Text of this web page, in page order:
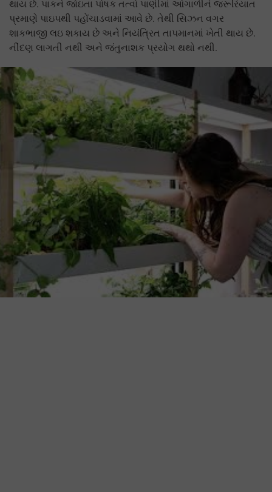
થાય છે. પાકને જોઇતા પોષક તત્વો પાણીમાં ઓગાળીને જરૂરિયાત
પ્રમાણે પાઇપથી પહોંચાડવામાં આવે છે. તેથી સિઝન વગર
શાકભાજી લઇ શકાય છે અને નિયંત્રિત તાપમાનમાં ખેતી થાય છે.
નીંદણ લાગતી નથી અને જંતુનાશક પ્રયોગ થથો નથી.